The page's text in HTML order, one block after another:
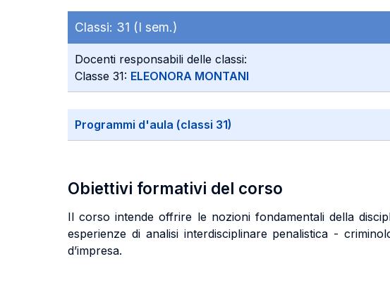
Classi: 31 (I sem.)
Docenti responsabili delle classi:
Classe 31: ELEONORA MONTANI
Programmi d'aula (classi 31)
Obiettivi formativi del corso
Il corso intende offrire le nozioni fondamentali della
esperienze di analisi interdisciplinare penalistica -
d’impresa.